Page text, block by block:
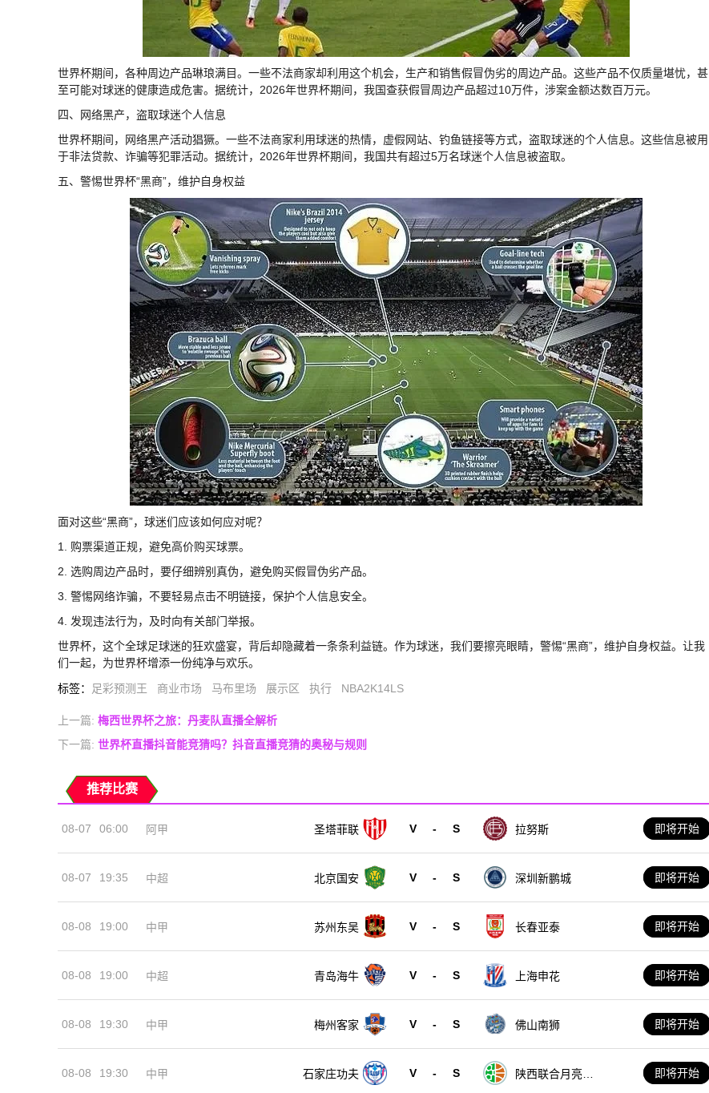
世界杯期间，各种周边产品琳琅满目。一些不法商家却利用这个机会，生产和销售假冒伪劣的周边产品。这些产品不仅质量堪忧，甚
至可能对球迷的健康造成危害。据统计，2026年世界杯期间，我国查获假冒周边产品超过10万件，涉案金额达数百万元。
四、网络黑产，盗取球迷个人信息
世界杯期间，网络黑产活动猖獗。一些不法商家利用球迷的热情，虚假网站、钓鱼链接等方式，盗取球迷的个人信息。这些信息被用
于非法贷款、诈骗等犯罪活动。据统计，2026年世界杯期间，我国共有超过5万名球迷个人信息被盗取。
五、警惕世界杯“黑商”，维护自身权益
面对这些“黑商”，球迷们应该如何应对呢？
1. 购票渠道正规，避免高价购买球票。
2. 选购周边产品时，要仔细辨别真伪，避免购买假冒伪劣产品。
3. 警惕网络诈骗，不要轻易点击不明链接，保护个人信息安全。
4. 发现违法行为，及时向有关部门举报。
世界杯，这个全球足球迷的狂欢盛宴，背后却隐藏着一条条利益链。作为球迷，我们要擦亮眼睛，警惕“黑商”，维护自身权益。让我
们一起，为世界杯增添一份纯净与欢乐。
标签： 足彩预测王 商业市场 马布里场 展示区 执行 NBA2K14LS
上一篇: 梅西世界杯之旅：丹麦队直播全解析
下一篇: 世界杯直播抖音能竞猜吗？抖音直播竞猜的奥秘与规则
推荐比赛
08-07 06:00 阿甲 圣塔菲联 V - S 拉努斯 即将开始
08-07 19:35 中超 北京国安 V - S 深圳新鹏城 即将开始
08-08 19:00 中甲 苏州东吴 V - S 长春亚泰 即将开始
08-08 19:00 中超 青岛海牛 V - S 上海申花 即将开始
08-08 19:30 中甲 梅州客家 V - S 佛山南狮 即将开始
08-08 19:30 中甲 石家庄功夫 V - S
陕西联合月亮泊
即将开始